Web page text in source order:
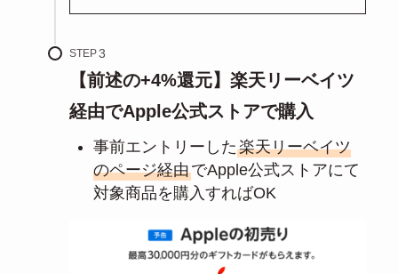
STEP
【前述の+4%還元】楽天リーベイツ
経由でApple公式ストアで購入
事前エントリーした楽天リーベイツ
のページ経由でApple公式ストアにて
対象商品を購入すればOK